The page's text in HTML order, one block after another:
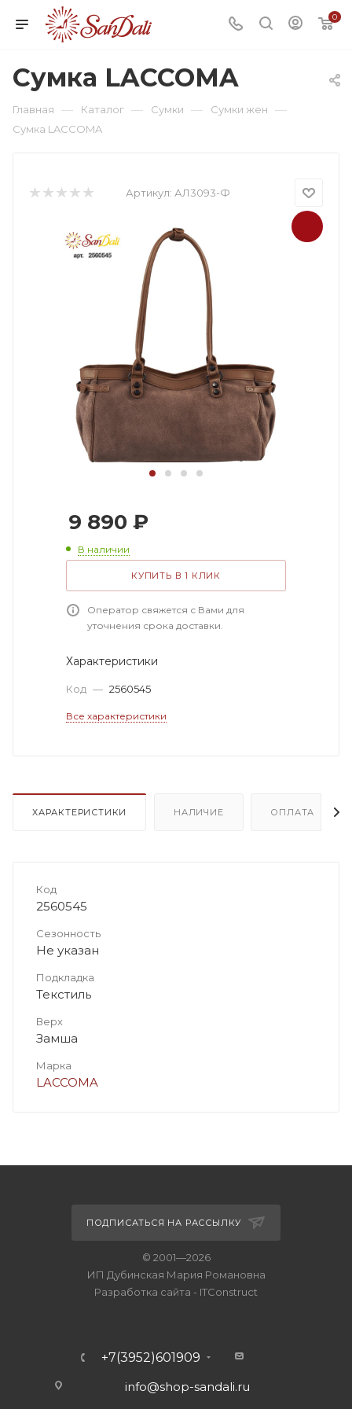
0
Сумка LACCOMA
Главная — Каталог — Сумки — Сумки жен —
Сумка LACCOMA
Артикул: АЛ3093-Ф
9 890 ₽
В наличии
КУПИТЬ В 1 КЛИК
Оператор свяжется с Вами для
уточнения срока доставки.
Характеристики
Код — 2560545
Все характеристики
ХАРАКТЕРИСТИКИ НАЛИЧИЕ ОПЛАТА
Код
2560545
Сезонность
Не указан
Подкладка
Текстиль
Верх
Замша
Марка
LACCOMA
ПОДПИСАТЬСЯ НА РАССЫЛКУ
© 2001—2026
ИП Дубинская Мария Романовна
Разработка сайта - ITConstruct
+7(3952)601909
info@shop-sandali.ru